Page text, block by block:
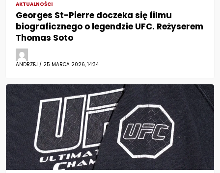
AKTUALNOŚCI
Georges St-Pierre doczeka się filmu
biograficznego o legendzie UFC. Reżyserem
Thomas Soto
ANDRZEJ / 25 MARCA 2026, 14:34